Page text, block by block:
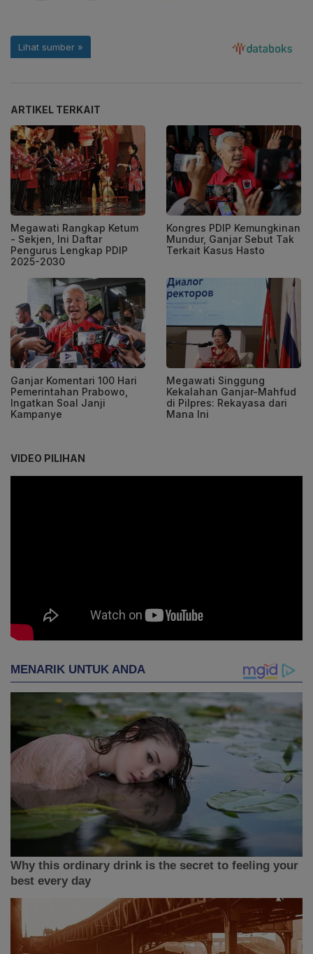
ARTIKEL TERKAIT
Megawati Rangkap Ketum
- Sekjen, Ini Daftar
Pengurus Lengkap PDIP
2025-2030
Kongres PDIP Kemungkinan
Mundur, Ganjar Sebut Tak
Terkait Kasus Hasto
Ganjar Komentari 100 Hari
Pemerintahan Prabowo,
Ingatkan Soal Janji
Kampanye
Megawati Singgung
Kekalahan Ganjar-Mahfud
di Pilpres: Rekayasa dari
Mana Ini
VIDEO PILIHAN